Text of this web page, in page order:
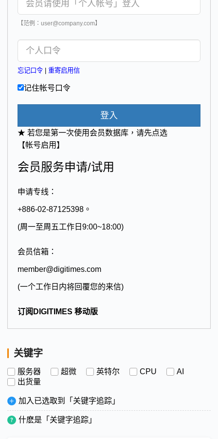
【范例：user@company.com】
忘记口令 重寄启用信
记住帐号口令
登入
★ 若您是第一次使用会员数据库，请先点选
【帐号启用】
会员服务申请/试用
申请专线：
+886-02-87125398。
(周一至周五工作日9:00~18:00)
会员信箱：
member@digitimes.com
(一个工作日内将回覆您的来信)
订阅DIGITIMES 移动版
关键字
服务器 超微 英特尔 CPU
AI
出货量
加入已选取到「关键字追踪」
什麽是「关键字追踪」